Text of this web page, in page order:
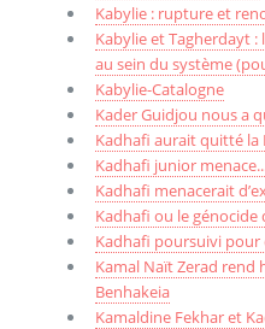
Kabylie : rupture et
Kabylie et Tagherdayt
au sein du système
Kabylie-Catalogne
Kader Guidjou nous a
Kadhafi aurait quitté la
Kadhafi junior
Kadhafi menacerait
Kadhafi ou le génocide
Kadhafi poursuivi pour
Kamal Naït Zerad rend
Benhakeia
Kamaldine Fekhar et